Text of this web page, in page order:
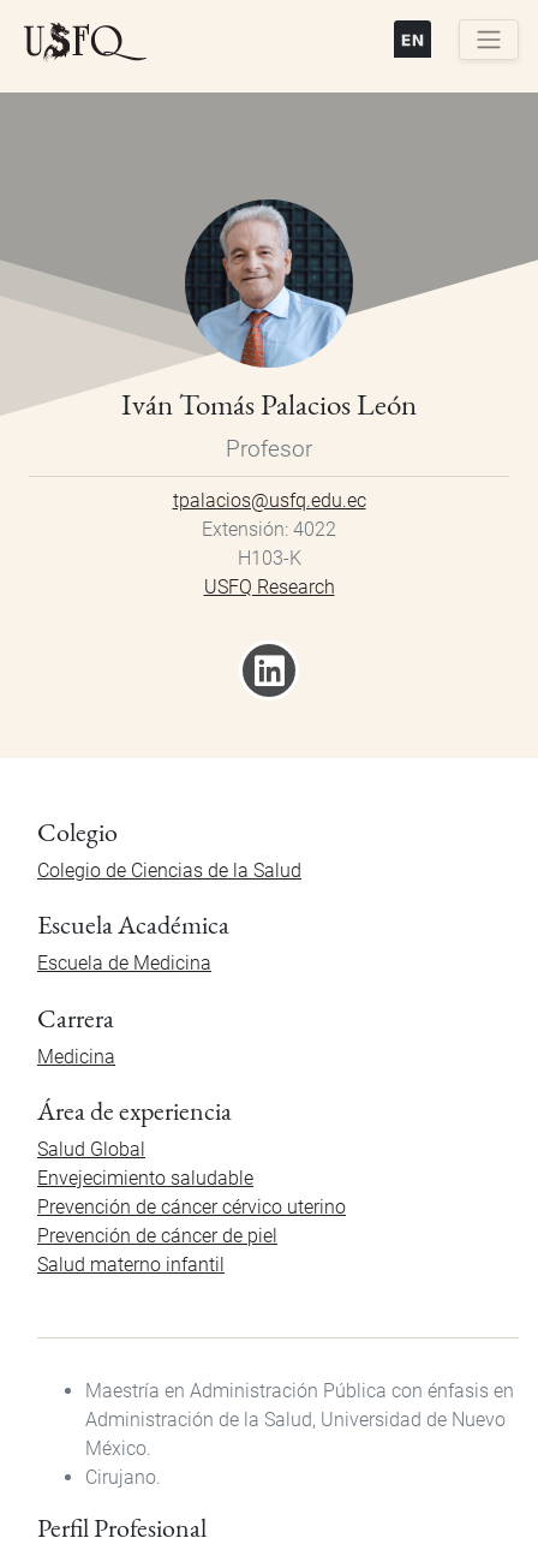
Iván Tomás Palacios León
Profesor
tpalacios@usfq.edu.ec
Extensión 4022
H103-K
USFQ Research
Colegio
Colegio de Ciencias de la Salud
Escuela Académica
Escuela de Medicina
Carrera
Medicina
Área de experiencia
Salud Global
Envejecimiento saludable
Prevención de cáncer cérvico uterino
Prevención de cáncer de piel
Salud materno infantil
Maestría en Administración Pública con énfasis en
Administración de la Salud, Universidad de Nuevo
México.
Cirujano.
Perfil Profesional